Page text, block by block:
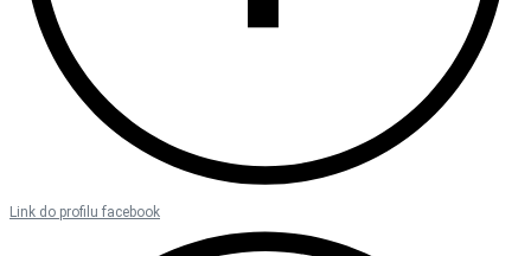
Link do profilu facebook